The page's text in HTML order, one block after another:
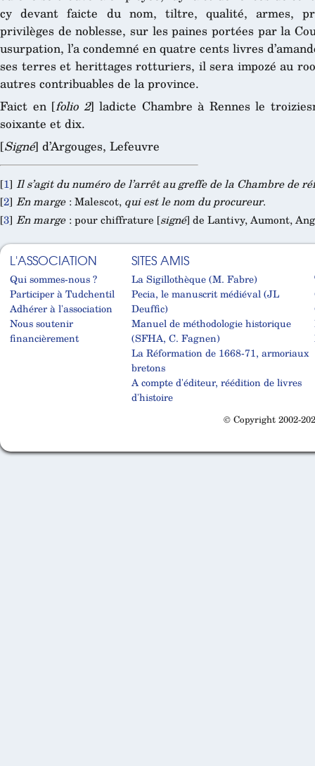
cy devant faicte du nom, tiltre, qualité, armes,
privilèges de noblesse, sur les paines portées par la
usurpation, l’a condemné en quatre cents livres
ses terres et herittages rotturiers, il sera impozé au
autres contribuables de la province.
Faict en [folio 2] ladicte Chambre à Rennes le
soixante et dix.
[Signé] d’Argouges, Lefeuvre
[1] Il s’agit du numéro de l’arrêt au greffe de la Chambre de
[2] En marge: Malescot, qui est le nom du procureur.
[3] En marge: pour chiffrature [signé] de Lantivy, Aumont,
L'ASSOCIATION
Qui sommes-nous ?
Participer à Tudchentil
Adhérer à l'association
Nous soutenir
financièrement
SITES AMIS
La Sigillothèque (M. Fabre)
Pecia, le manuscrit médiéval (JL
Deuffic)
Manuel de méthodologie historique
(SFHA, C. Fagnen)
La Réformation de 1668-71, armoriaux
bretons
A compte d'éditeur, réédition de livres
d'histoire
© Copyright 2002-